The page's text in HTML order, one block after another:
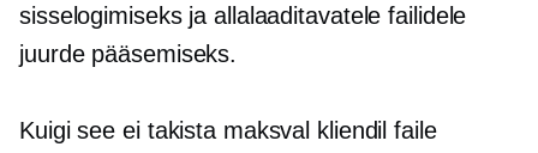
sisselogimiseks ja allalaaditavatele failidele
juurde pääsemiseks.
Kuigi see ei takista maksval kliendil faile